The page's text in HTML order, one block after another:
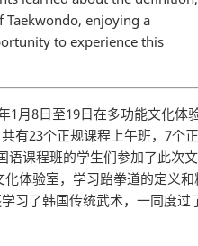
enjoying a
to experience this
1月8日至19日在多功能文化体
有23个正规课程上午班，7个正
语课程班的学生们参加了此次文
体验室，学习跆拳道的定义和
习了韩国传统武术，一同度过